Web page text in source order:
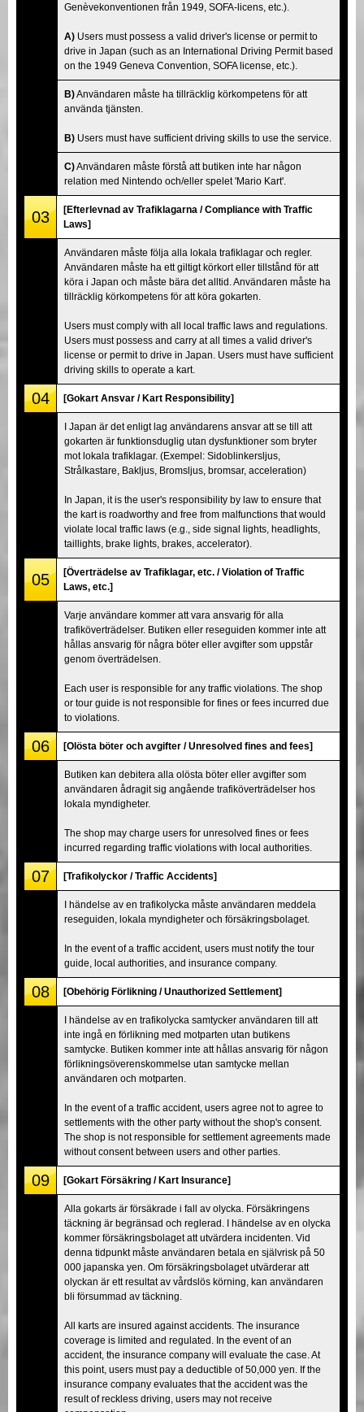
Genèvekonventionen från 1949, SOFA-licens, etc.).
A) Users must possess a valid driver's license or permit to
drive in Japan (such as an International Driving Permit based
on the 1949 Geneva Convention, SOFA license, etc.).
B)Användaren måste ha tillräcklig körkompetens för att
använda tjänsten.
B) Users must have sufficient driving skills to use the service.
C)Användaren måste förstå att butiken inte har någon
relation med Nintendo och/eller spelet 'Mario Kart'.
03
[Efterlevnad av Trafiklagarna / Compliance with Traffic
Laws]
Användaren måste följa alla lokala trafiklagar och regler.
Användaren måste ha ett giltigt körkort eller tillstånd för att
köra i Japan och måste bära det alltid. Användaren måste ha
tillräcklig körkompetens för att köra gokarten.
Users must comply with all local traffic laws and regulations.
Users must possess and carry at all times a valid driver's
license or permit to drive in Japan. Users must have sufficient
driving skills to operate a kart.
04 [Gokart Ansvar / Kart Responsibility]
I Japan är det enligt lag användarens ansvar att se till att
gokarten är funktionsduglig utan dysfunktioner som bryter
mot lokala trafiklagar. (Exempel: Sidoblinkersljus,
Strålkastare, Bakljus, Bromsljus, bromsar, acceleration)
In Japan, it is the user's responsibility by law to ensure that
the kart is roadworthy and free from malfunctions that would
violate local traffic laws (e.g., side signal lights, headlights,
taillights, brake lights, brakes, accelerator).
05
[Överträdelse av Trafiklagar, etc. / Violation of Traffic
Laws, etc.]
Varje användare kommer att vara ansvarig för alla
trafiköverträdelser. Butiken eller reseguiden kommer inte att
hållas ansvarig för några böter eller avgifter som uppstår
genom överträdelsen.
Each user is responsible for any traffic violations. The shop
or tour guide is not responsible for fines or fees incurred due
to violations.
06 [Olösta böter och avgifter / Unresolved fines and fees]
Butiken kan debitera alla olösta böter eller avgifter som
användaren ådragit sig angående trafiköverträdelser hos
lokala myndigheter.
The shop may charge users for unresolved fines or fees
incurred regarding traffic violations with local authorities.
07 [Trafikolyckor / Traffic Accidents]
I händelse av en trafikolycka måste användaren meddela
reseguiden, lokala myndigheter och försäkringsbolaget.
In the event of a traffic accident, users must notify the tour
guide, local authorities, and insurance company.
08 [Obehörig Förlikning / Unauthorized Settlement]
I händelse av en trafikolycka samtycker användaren till att
inte ingå en förlikning med motparten utan butikens
samtycke. Butiken kommer inte att hållas ansvarig för någon
förlikningsöverenskommelse utan samtycke mellan
användaren och motparten.
In the event of a traffic accident, users agree not to agree to
settlements with the other party without the shop's consent.
The shop is not responsible for settlement agreements made
without consent between users and other parties.
09 [Gokart Försäkring / Kart Insurance]
Alla gokarts är försäkrade i fall av olycka. Försäkringens
täckning är begränsad och reglerad. I händelse av en olycka
kommer försäkringsbolaget att utvärdera incidenten. Vid
denna tidpunkt måste användaren betala en självrisk på 50
000 japanska yen. Om försäkringsbolaget utvärderar att
olyckan är ett resultat av vårdslös körning, kan användaren
bli försummad av täckning.
All karts are insured against accidents. The insurance
coverage is limited and regulated. In the event of an
accident, the insurance company will evaluate the case. At
this point, users must pay a deductible of 50,000 yen. If the
insurance company evaluates that the accident was the
result of reckless driving, users may not receive